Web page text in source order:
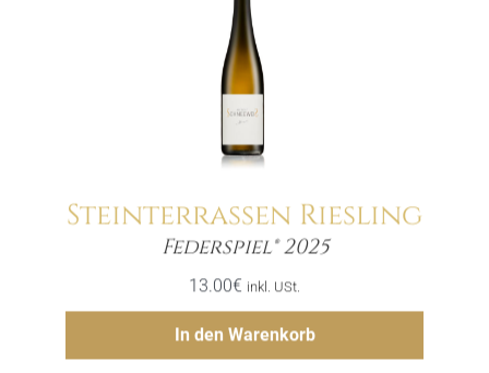
Steinterrassen Riesling
Federspiel® 2025
13.00€ inkl. USt.
In den Warenkorb
Menge
Hinzufügen